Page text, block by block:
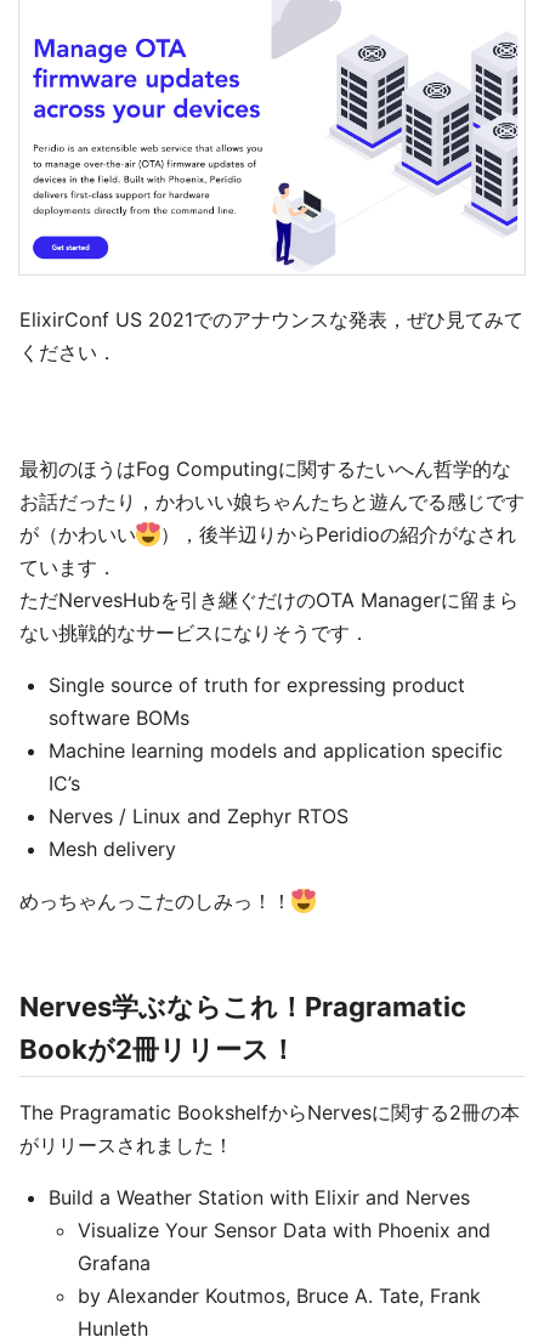
ElixirConf US 2021でのアナウンスな発表，ぜひ見てみて
ください．
最初のほうはFog Computingに関するたいへん哲学的な
お話だったり，かわいい娘ちゃんたちと遊んでる感じです
が（かわいい
），後半辺りからPeridioの紹介がなされ
ています．
ただNervesHubを引き継ぐだけのOTA Managerに留まら
ない挑戦的なサービスになりそうです．
Single source of truth for expressing product
software BOMs
Machine learning models and application specific
IC’s
Nerves / Linux and Zephyr RTOS
Mesh delivery
めっちゃんっこたのしみっ！！
Nerves学ぶならこれ！Pragramatic
Bookが2冊リリース！
The Pragramatic BookshelfからNervesに関する2冊の本
がリリースされました！
Build a Weather Station with Elixir and Nerves
Visualize Your Sensor Data with Phoenix and
Grafana
by Alexander Koutmos, Bruce A. Tate, Frank
Hunleth